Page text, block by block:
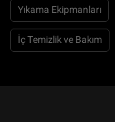
Yıkama Ekipmanları
İç Temizlik ve Bakım